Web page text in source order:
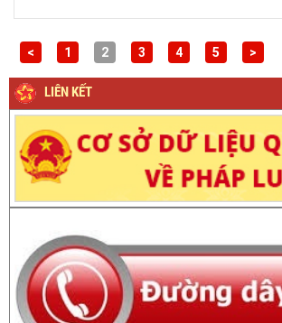
< 1 2 3 4 5 >
LIÊN KẾT